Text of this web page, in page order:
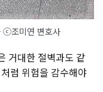
ⓒ조미연 변호사
거대한 절벽과도 같
럼 위험을 감수해야